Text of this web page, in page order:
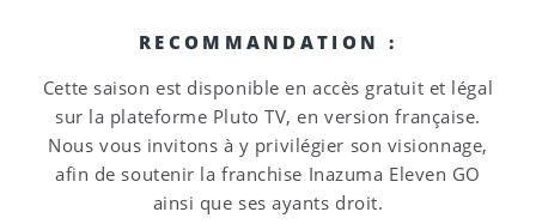
RECOMMANDATION :
Cette saison est disponible en accès gratuit et légal
sur la plateforme Pluto TV, en version française.
Nous vous invitons à y privilégier son visionnage,
afin de soutenir la franchise Inazuma Eleven GO
ainsi que ses ayants droit.